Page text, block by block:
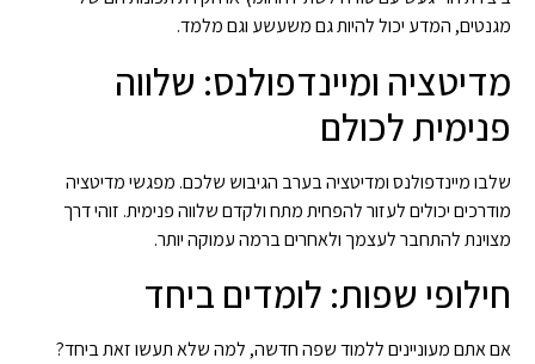
מגנטים, המדע יכול להיות גם משעשע וגם מלמד.
מדיטציה ומיינדפולנס: שלווה
פנימית לכולם
שלבו מיינדפולנס ומדיטציה בערב הגיבוש שלכם. מפגשי מדיטציה
מודרכים יכולים לעזור להפחית מתח ולקדם שלווה פנימית. זוהי דרך
מצוינת להתחבר לעצמך ולאחרים ברמה עמוקה יותר.
חילופי שפות: לומדים ביחד
אם אתם מעוניינים ללמוד שפה חדשה, למה שלא תעשו זאת ביחד?